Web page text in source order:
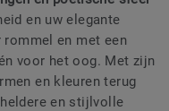
en uw elegante
rommel en met een
voor het oog. Met zijn
en kleuren terug
en stijlvolle